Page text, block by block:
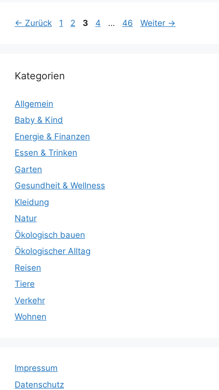
← Zurück Seite
1 Seite
2 Seite
3 Seite
4 … Seite
46 Weiter →
Kategorien
Allgemein
Baby & Kind
Energie & Finanzen
Essen & Trinken
Garten
Gesundheit & Wellness
Kleidung
Natur
Ökologisch bauen
Ökologischer Alltag
Reisen
Tiere
Verkehr
Wohnen
Impressum
Datenschutz